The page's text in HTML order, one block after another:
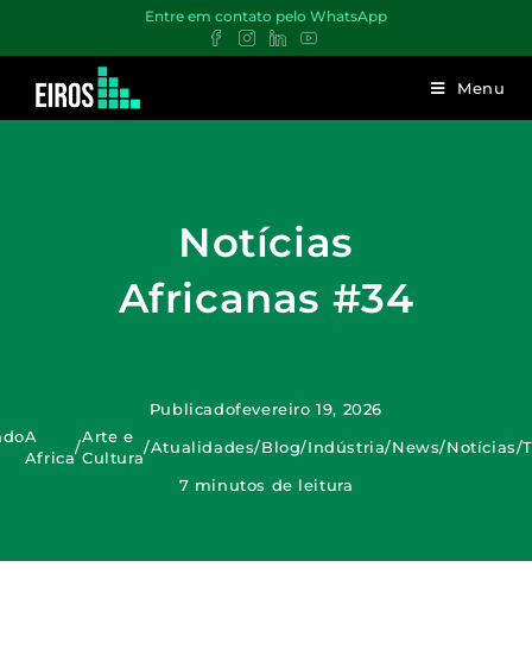
Entre em contato pelo WhatsApp
Menu
Notícias
Africanas #34
Publicadofevereiro 19, 2026
A
Africa
/
Arte e
Cultura
/Atualidades/Blog/Indústria/News/Notícias/
7 minutos de leitura